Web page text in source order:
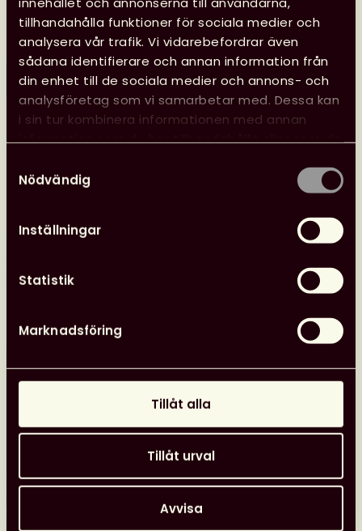
tillhandahålla funktioner för sociala medier och
analysera vår trafik. Vi vidarebefordrar även
sådana identifierare och annan information från
din enhet till de sociala medier och annons- och
analysföretag som vi samarbetar med. Dessa kan
i sin tur kombinera informationen med annan
information som du har tillhandahållit eller som de
Nödvändig
Inställningar
Statistik
Marknadsföring
Tillåt alla
Tillåt urval
Avvisa
in och finns tillgängliga att se.
Läs mer
Se
Svensk
biblioteksförenings
programpunkter
Almedalen
26 juni, 2026